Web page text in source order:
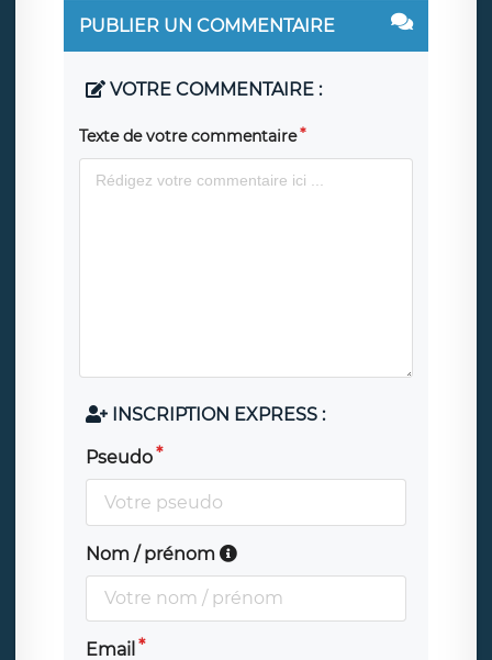
PUBLIER UN COMMENTAIRE
VOTRE COMMENTAIRE :
Texte de votre commentaire
INSCRIPTION EXPRESS :
Pseudo
Nom / prénom
Email